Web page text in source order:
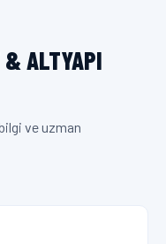
& ALTYAPI
ve uzman